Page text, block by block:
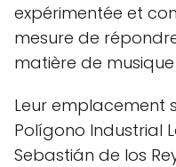
expérimentée et
mesure de
matière de
Leur emplacement
Polígono Industrial
Sebastián de los